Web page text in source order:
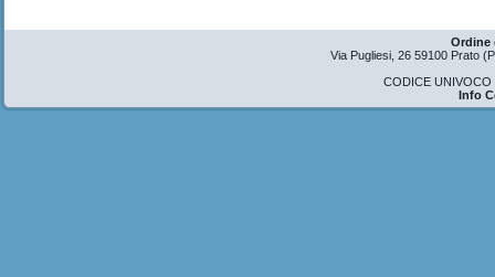
Ordine
Via Pugliesi, 26 59100 Prato
CODICE
Info